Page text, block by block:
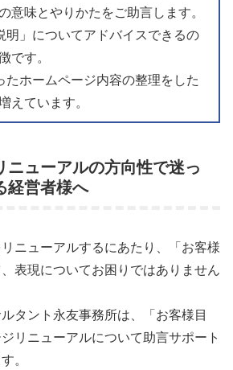
意味とやりかたをご助言します。
明」についてアドバイスできるの
です。
たホームページ内容の整理をした
えています。
ニューアルの方向性で迷っ
経営者様へ
ニューアルするにあたり、「お客様
表現についてお困りではありません
タント永友事務所は、「お客様目
リニューアルについて助言サポート
。